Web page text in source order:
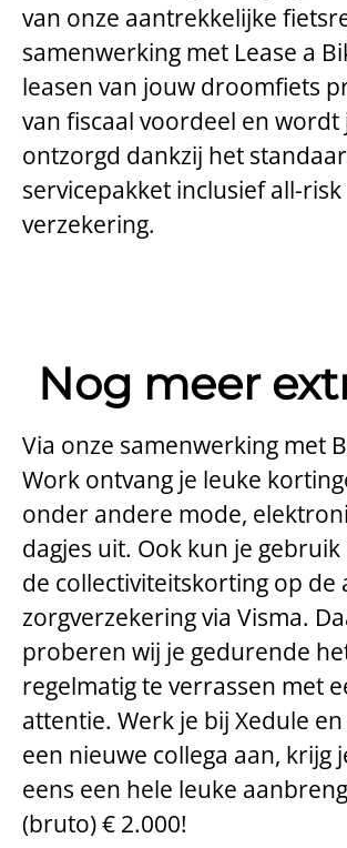
van onze aantrekkelijke
samenwerking met Lease a
leasen van jouw droomfiets
van fiscaal voordeel en wordt
ontzorgd dankzij het
servicepakket inclusief all-risk
verzekering.
Nog meer
Via onze samenwerking met
Work ontvang je leuke
onder andere mode,
dagjes uit. Ook kun je
de collectiviteitskorting op de
zorgverzekering via Visma.
proberen wij je gedurende
regelmatig te verrassen met
attentie. Werk je bij Xedule
een nieuwe collega aan, krijg
eens een hele leuke
(bruto) € 2.000!